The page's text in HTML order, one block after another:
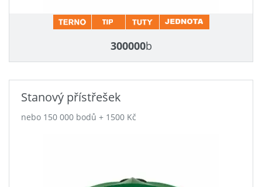
300000b
Stanový přístřešek
nebo 150 000 bodů + 1500 Kč